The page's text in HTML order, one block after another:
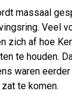
massaal
Veel
zich af hoe
te houden.
waren
te komen.